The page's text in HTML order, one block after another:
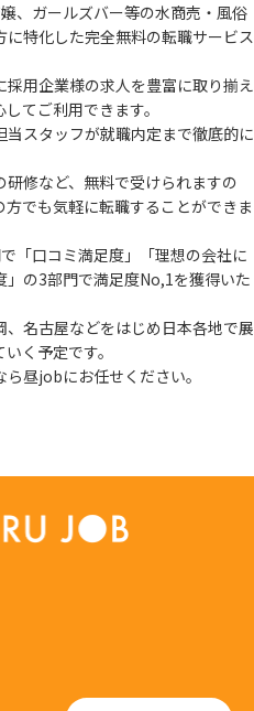
、ガールズバー等の水商売・風俗
に特化した完全無料の転職サービス
用企業様の求人を豊富に取り揃え
てご利用できます。
スタッフが就職内定まで徹底的に
修など、無料で受けられますの
でも気軽に転職することができま
「口コミ満足度」「理想の会社に
」の3部門で満足度No,1を獲得いた
名古屋などをはじめ日本各地で展
く予定です。
昼jobにお任せください。